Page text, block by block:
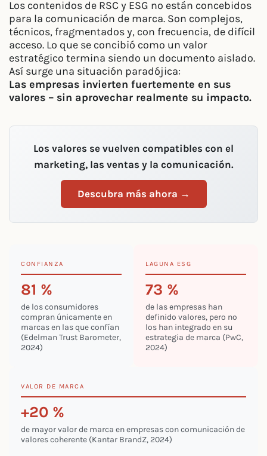
Los contenidos de RSC y ESG no están concebidos
para la comunicación de marca. Son complejos,
técnicos, fragmentados y, con frecuencia, de difícil
acceso. Lo que se concibió como un valor
estratégico termina siendo un documento aislado.
Así surge una situación paradójica:
Las empresas invierten fuertemente en sus
valores – sin aprovechar realmente su impacto.
Los valores se vuelven compatibles con el
marketing, las ventas y la comunicación.
Descubra más ahora →
CONFIANZA
81 %
de los consumidores
compran únicamente en
marcas en las que confían
(Edelman Trust Barometer,
2024)
LAGUNA ESG
73 %
de las empresas han
definido valores, pero no
los han integrado en su
estrategia de marca (PwC,
2024)
VALOR DE MARCA
+20 %
de mayor valor de marca en empresas con comunicación de
valores coherente (Kantar BrandZ, 2024)